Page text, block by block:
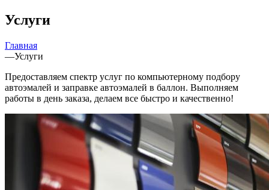
Услуги
Главная
—Услуги
Предоставляем спектр услуг по компьютерному подбору
автоэмалей и заправке автоэмалей в баллон. Выполняем
работы в день заказа, делаем все быстро и качественно!